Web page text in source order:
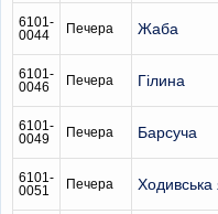
6101-
0044
Печера Жаба
6101-
0046
Печера Гілина
6101-
0049
Печера Барсуча
6101-
0051
Печера Ходивська